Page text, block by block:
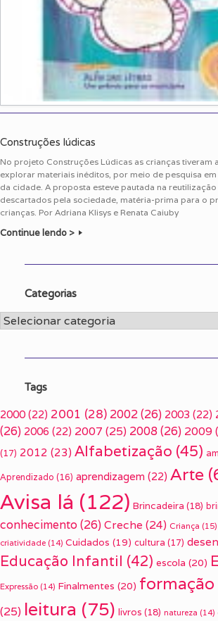
Construções lúdicas
No projeto Construções Lúdicas as crianças tiveram
explorar materiais inéditos, por meio de pesquisa
da cidade. A proposta esteve pautada na
descartados pela sociedade, matéria-prima para o
crianças. Por Adriana Klisys e Renata Caiuby
Continue lendo >
Categorias
Categorias
Tags
2000 (22) 2001 (28) 2002(26) 2003 (22)
(26) 2006 (22) 2007 (25) 2008(26) 2009
(17) 2012 (23) Alfabetização (45)
Aprendizado (16) aprendizagem (22) Arte
Avisa lá (122) Brincadeira (18)
conhecimento(26) Creche (24) Criança (15)
criatividade (14) Cuidados (19) cultura (17)
Educação Infantil (42) escola (20)
Expressão (14) Finalmentes (20) formação
(25) leitura (75) livros (18) natureza (14)